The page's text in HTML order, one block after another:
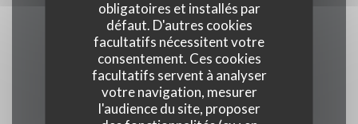
obligatoires et installés par
défaut. D'autres cookies
facultatifs nécessitent votre
consentement. Ces cookies
facultatifs servent à analyser
votre navigation, mesurer
l'audience du site, proposer
Services
Veranda, Wifi, Climatisation, Service voiturier,
Accès aux personnes à mobilité réduite